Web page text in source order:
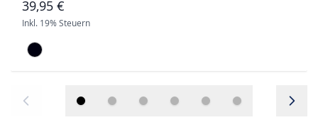
39,95 €
Inkl. 19% Steuern